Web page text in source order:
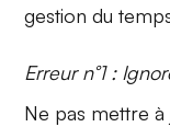
gestion du
Erreur n°1 :
Ne pas mettre à